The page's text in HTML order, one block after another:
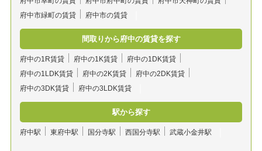
府中市緑町の賃貸
府中市の賃貸
間取りから府中の賃貸を探す
府中の1R賃貸 府中の1K賃貸
府中の1DK賃貸
府中の1LDK賃貸
府中の2K賃貸
府中の2DK賃貸
府中の3DK賃貸
府中の3LDK賃貸
駅から探す
府中駅 東府中駅 国分寺駅 西国分寺駅 武蔵小金井駅